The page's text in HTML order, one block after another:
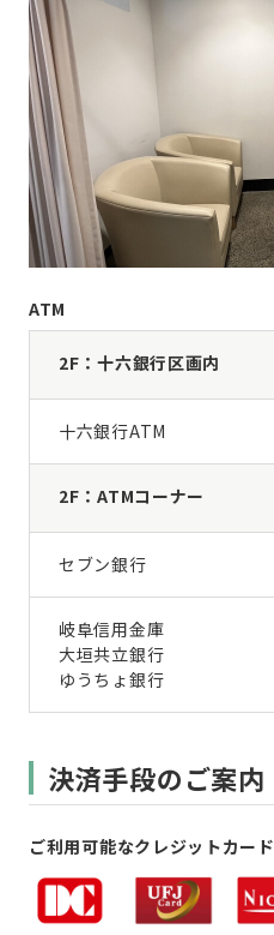
ATM
2F：十六銀行区画内
十六銀行ATM
2F：ATMコーナー
セブン銀行
岐阜信用金庫
大垣共立銀行
ゆうちょ銀行
決済手段のご案内
ご利用可能なクレジットカード